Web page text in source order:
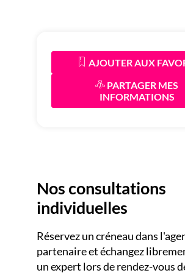
AJOUTER AUX
PARTAGER MES
INFORMATIONS
Nos consultations
individuelles
Réservez un créneau dans
partenaire et échangez
un expert lors de rendez-vous